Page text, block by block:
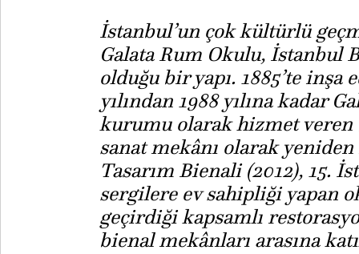
İstanbul’un çok kültürlü
Galata Rum Okulu,
olduğu bir yapı. 1885’te
yılından 1988 yılına kadar
kurumu olarak hizmet veren
sanat mekânı olarak
Tasarım Bienali (2012), 15.
sergilere ev sahipliği yapan
geçirdiği kapsamlı
bienal mekânları arasına